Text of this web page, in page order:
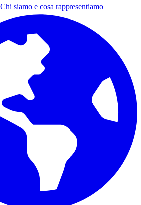
Chi siamo e cosa rappresentiamo